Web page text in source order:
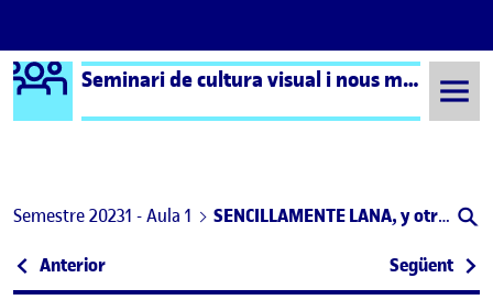
Saltar al contingut
Logo Ágora Seminari de cultura visual i nous mitjans – Aula 1
Semestre 20231 - Aula 1 SENCILLAMENTE LANA, y otras imágenes de programación creativa
Navegació d'entrades
Anterior: Decidir sobre mis tags Següent: